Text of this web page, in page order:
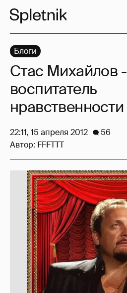
Блоги
Стас Михайлов -
воспитатель
нравственности
22:11, 15 апреля 2012
56
Автор: FFFTTT